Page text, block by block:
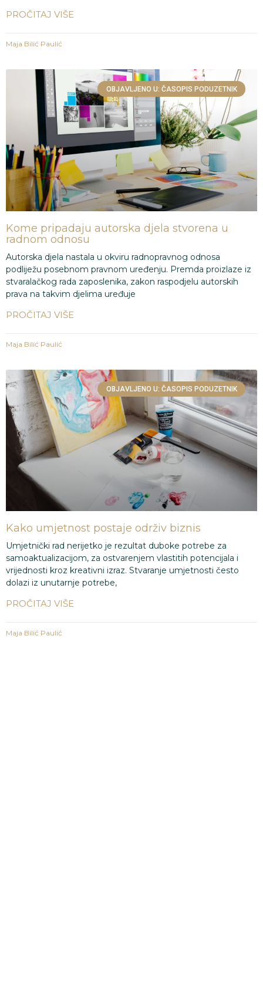
PROČITAJ VIŠE
Maja Bilić Paulić
OBJAVLJENO U: ČASOPIS PODUZETNIK
Kome pripadaju autorska djela stvorena u
radnom odnosu
Autorska djela nastala u okviru radnopravnog odnosa
podliježu posebnom pravnom uređenju. Premda proizlaze iz
stvaralačkog rada zaposlenika, zakon raspodjelu autorskih
prava na takvim djelima uređuje
PROČITAJ VIŠE
Maja Bilić Paulić
OBJAVLJENO U: ČASOPIS PODUZETNIK
Kako umjetnost postaje održiv biznis
Umjetnički rad nerijetko je rezultat duboke potrebe za
samoaktualizacijom, za ostvarenjem vlastitih potencijala i
vrijednosti kroz kreativni izraz. Stvaranje umjetnosti često
dolazi iz unutarnje potrebe,
PROČITAJ VIŠE
Maja Bilić Paulić